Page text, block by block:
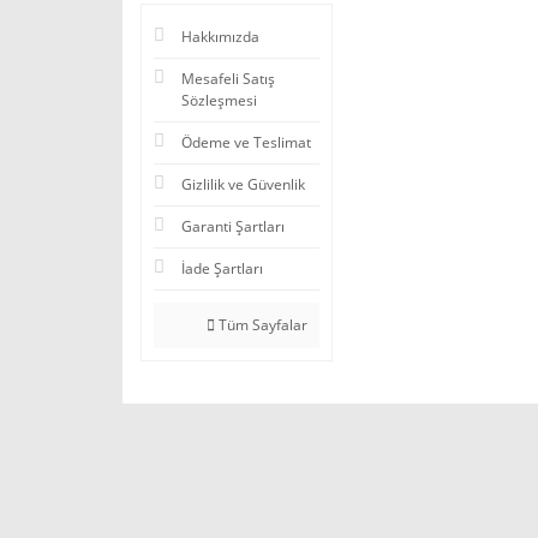
Hakkımızda
Mesafeli Satış
Sözleşmesi
Ödeme ve Teslimat
Gizlilik ve Güvenlik
Garanti Şartları
İade Şartları
Tüm Sayfalar